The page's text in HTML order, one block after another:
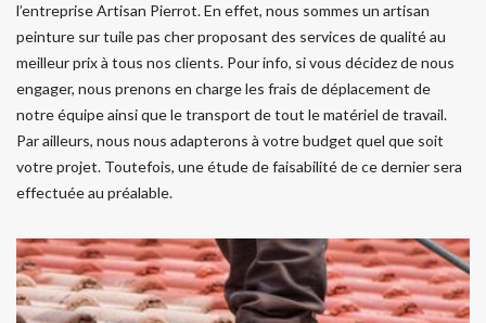
l’entreprise Artisan Pierrot. En effet, nous sommes un artisan
peinture sur tuile pas cher proposant des services de qualité au
meilleur prix à tous nos clients. Pour info, si vous décidez de nous
engager, nous prenons en charge les frais de déplacement de
notre équipe ainsi que le transport de tout le matériel de travail.
Par ailleurs, nous nous adapterons à votre budget quel que soit
votre projet. Toutefois, une étude de faisabilité de ce dernier sera
effectuée au préalable.